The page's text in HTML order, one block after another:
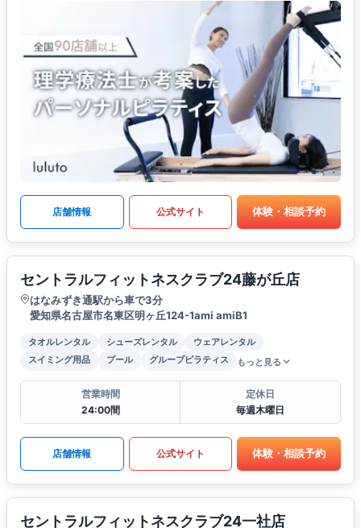
店舗情報 公式サイト 体験・相談予約
セントラルフィットネスクラブ24藤が丘店
はなみずき通駅から車で3分
愛知県名古屋市名東区明ヶ丘124-1ami amiB1
タオルレンタル シューズレンタル
ウェアレンタル
スイミング用品
プール グループピラティス もっと見る
営業時間
24:00間
定休日
毎週木曜日
店舗情報 公式サイト 体験・相談予約
セントラルフィットネスクラブ24一社店